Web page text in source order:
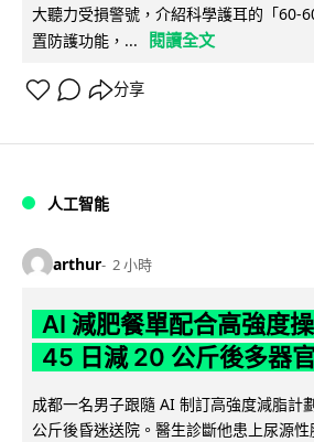
大聽力受損警號，介紹科學護耳的「60-
置防護功能，...
閱讀全文
分享
人工智能
arthur 2 小時
AI 減肥餐單配合高強度
45 日減 20 公斤後多器
成都一名男子跟隨 AI 制訂高強度減脂計
公斤後昏迷送院。醫生診斷他患上尿源